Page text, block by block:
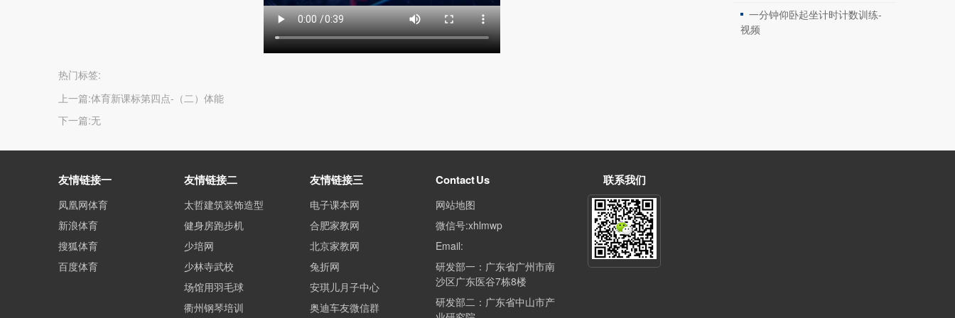
热门标签:
上一篇:体育新课标第四点-（二）体能
下一篇:无
一分钟仰卧起坐计时计数训练-
视频
友情链接一
凤凰网体育
新浪体育
搜狐体育
百度体育
友情链接二
太哲建筑装饰造型
健身房跑步机
少培网
少林寺武校
场馆用羽毛球
衢州钢琴培训
友情链接三
电子课本网
合肥家教网
北京家教网
兔折网
安琪儿月子中心
奥迪车友微信群
Contact Us
网站地图
微信号:xhlmwp
Email:
研发部一：广东省广州市南
沙区广东医谷7栋8楼
研发部二：广东省中山市产
联系我们